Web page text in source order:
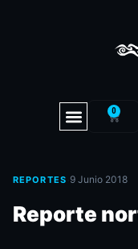
0
REPORTES 9 Junio 2018
Reporte